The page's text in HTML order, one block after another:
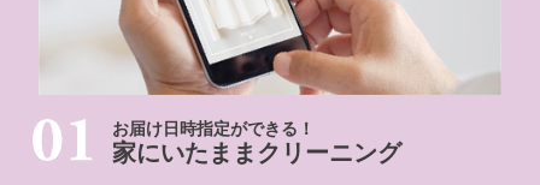
お届け日時指定ができる！
家にいたままクリーニング